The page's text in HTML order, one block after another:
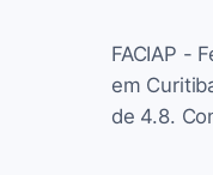
FACIAP -
em
de 4.8.